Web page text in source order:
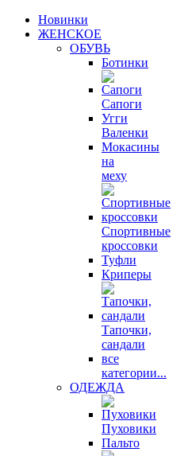
Новинки
ЖЕНСКОЕ
ОБУВЬ
Ботинки
Сапоги
Угги
Валенки
Мокасины
на
меху
Спортивные
кроссовки
Туфли
Криперы
Тапочки,
сандали
все
категории...
ОДЕЖДА
Пуховики
Пальто